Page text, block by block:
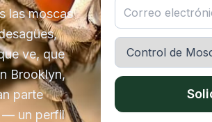
las moscas
ve, que
Brooklyn,
parte
— un perfil